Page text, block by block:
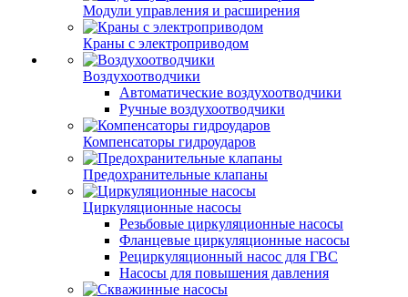
Модули управления и расширения
Краны с электроприводом
Воздухоотводчики
Автоматические воздухоотводчики
Ручные воздухоотводчики
Компенсаторы гидроударов
Предохранительные клапаны
Циркуляционные насосы
Резьбовые циркуляционные насосы
Фланцевые циркуляционные насосы
Рециркуляционный насос для ГВС
Насосы для повышения давления